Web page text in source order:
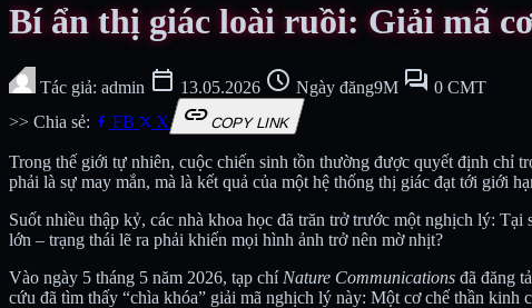
Bí ẩn thị giác loài ruồi: Giải mã
Tác giả: admin calendar_today 13.05.2026 schedule Ngày đăng9M forum 0 CMT
>> Chia sẻ:
FB X linkCOPY LINK
Trong thế giới tự nhiên, cuộc chiến sinh tồn thường được quyết định chỉ
phải là sự may mắn, mà là kết quả của một hệ thống thị giác đạt tới giới
Suốt nhiều thập kỷ, các nhà khoa học đã trăn trở trước một nghịch lý:
lớn – trạng thái lẽ ra phải khiến mọi hình ảnh trở nên mờ nhịt?
Vào ngày 5 tháng 5 năm 2026, tạp chí Nature Communications đã đăng
cứu đã tìm thấy “chìa khóa” giải mã nghịch lý này: Một cơ chế thần